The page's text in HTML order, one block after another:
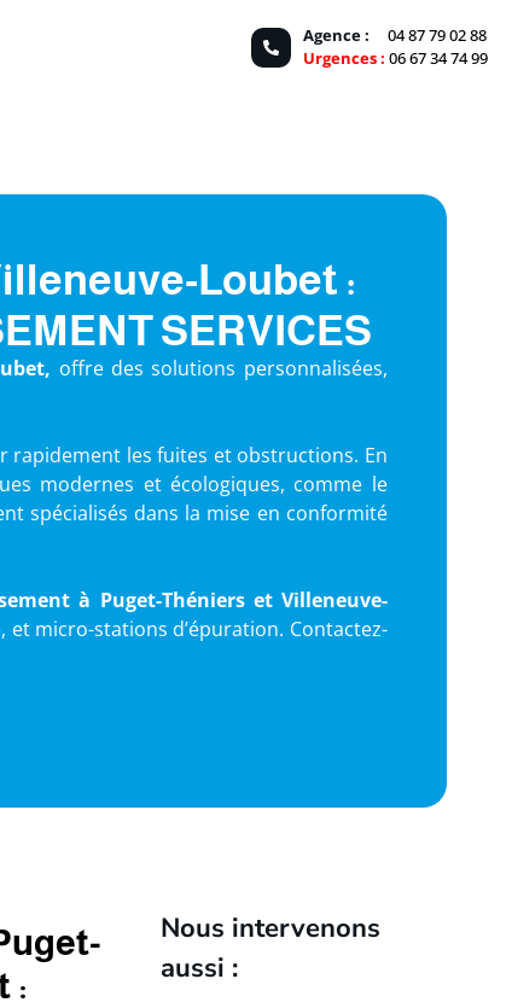
Agence :
04 87 79 02 88
Urgences : 06 67 34 74 99
Loubet :
SERVICES
offre des solutions personnalisées,
rapidement les fuites et obstructions. En
modernes et écologiques, comme le
spécialisés dans la mise en conformité
à Puget-Théniers et Villeneuve-
et micro-stations d’épuration. Contactez-
:
Nous intervenons
aussi :